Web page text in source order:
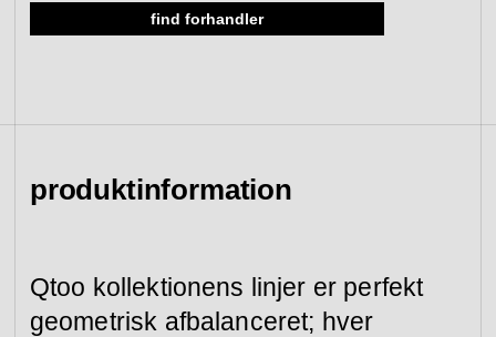
se kategori se kategori
gå til forhandlere gå til tilmelding
find forhandler
produktinformation
Qtoo kollektionens linjer er perfekt
geometrisk afbalanceret; hver